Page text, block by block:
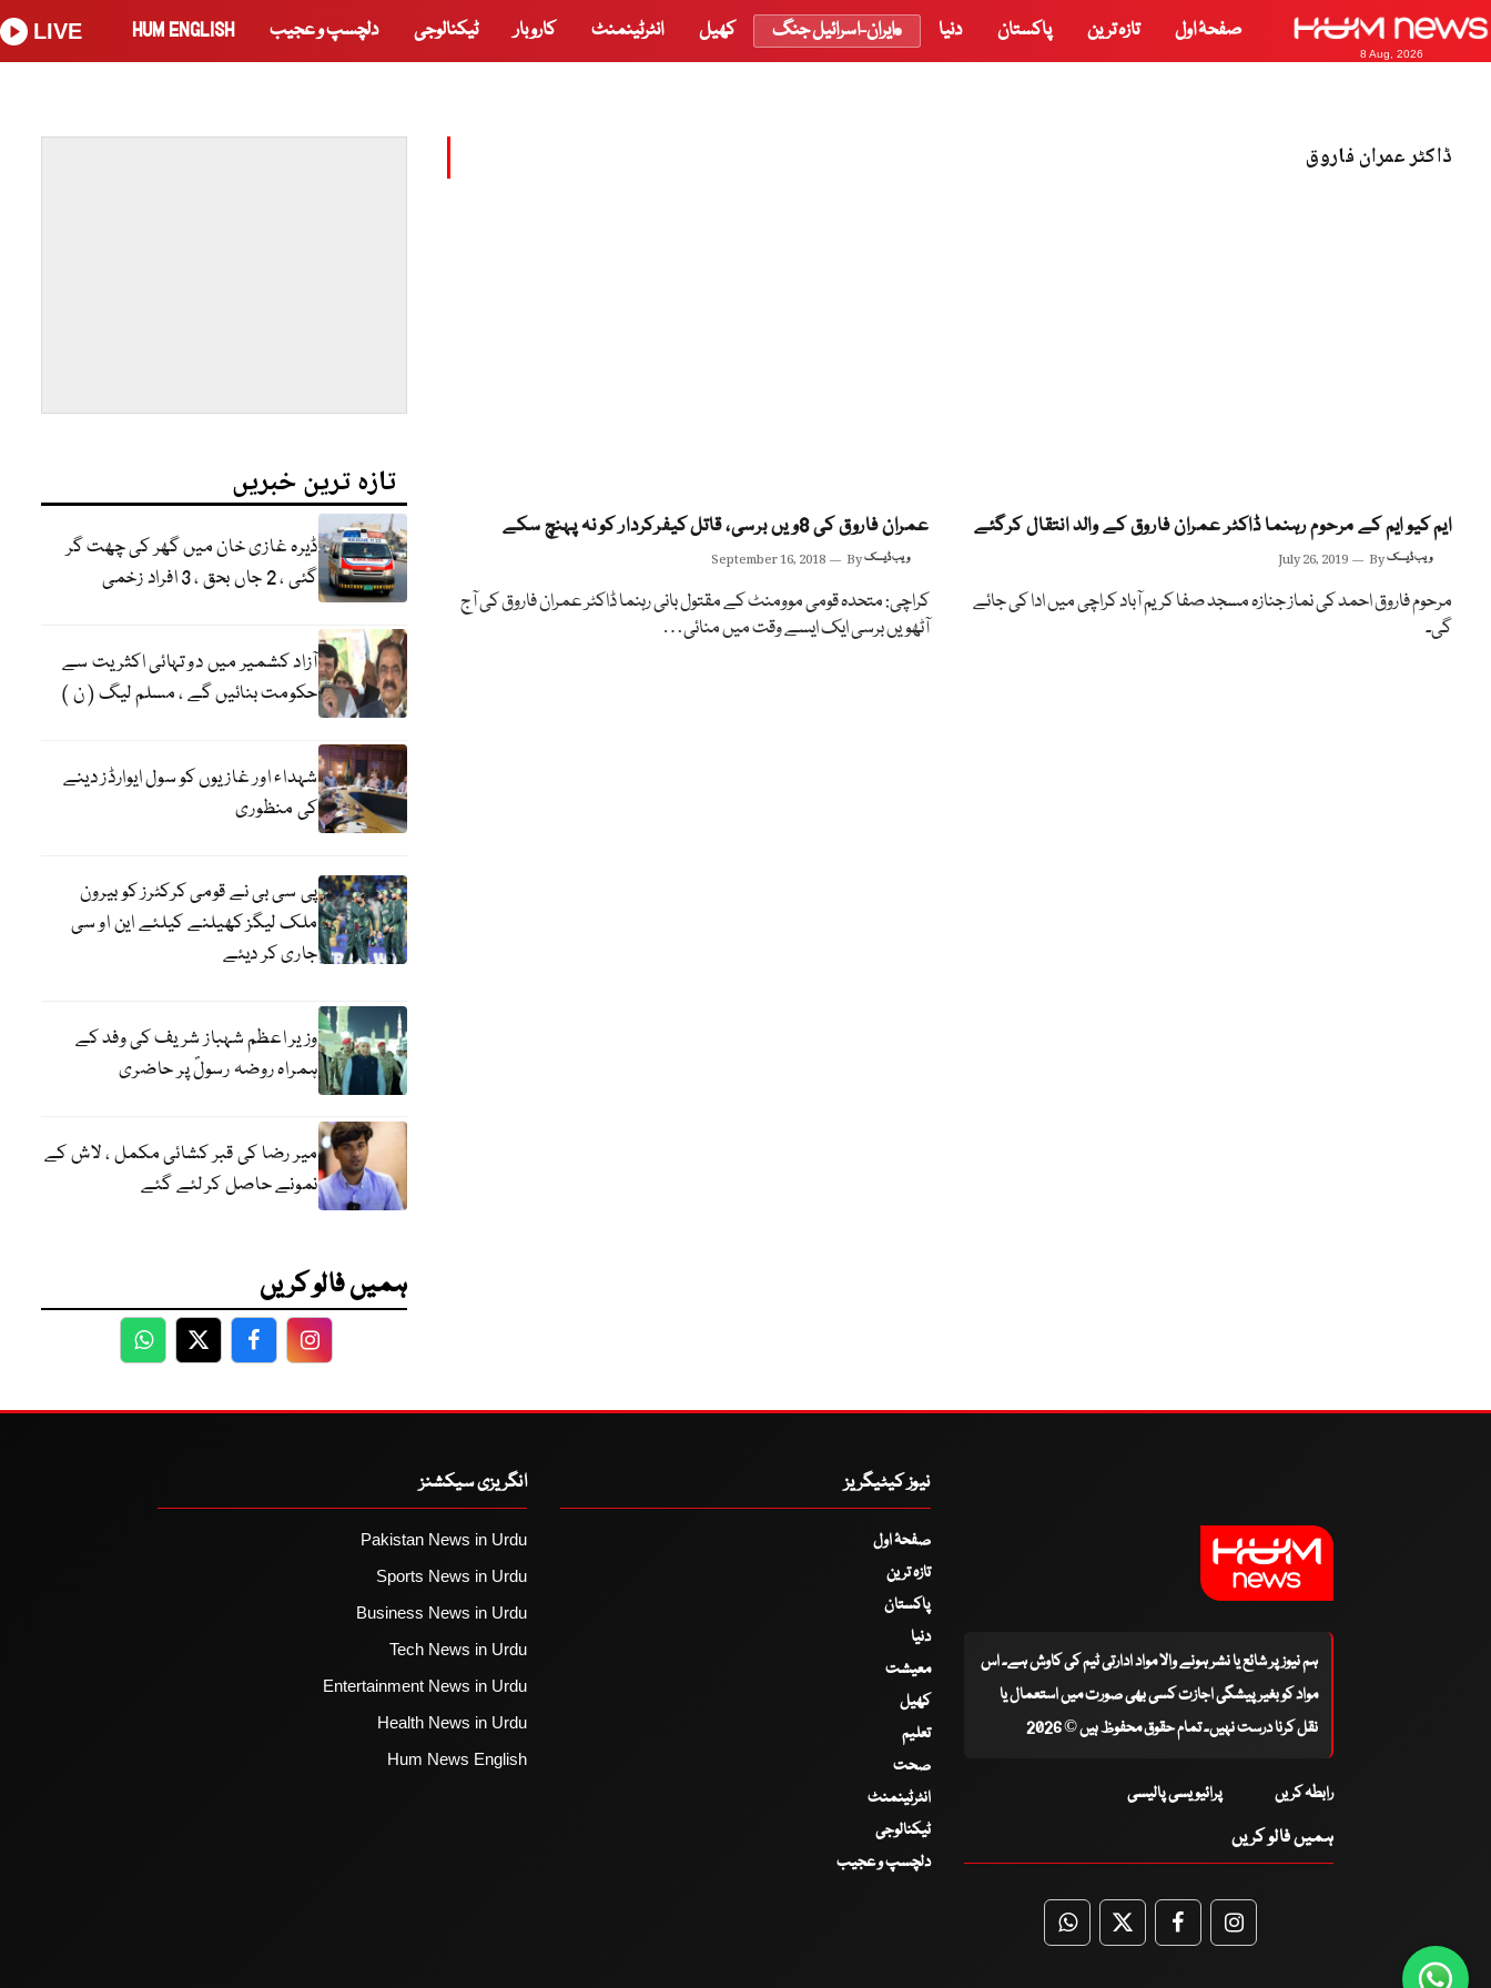
8 Aug, 2026
صفحۂ اول تازہ ترین پاکستان دنیا ایران-اسرائیل جنگ کھیل انٹرٹینمنٹ کاروبار ٹیکنالوجی دلچسپ و عجیب HUM ENGLISH
LIVE
ڈاکٹر عمران فاروق
ایم کیو ایم کے مرحوم رہنما ڈاکٹر عمران فاروق کے والد انتقال کرگئے
July 26, 2019 Byویب ڈیسک
مرحوم فاروق احمد کی نماز جنازہ مسجد صفا کریم آباد کراچی میں ادا کی جائے
گی۔
عمران فاروق کی 8ویں برسی، قاتل کیفرکردار کو نہ پہنچ سکے
September 16, 2018 Byویب ڈیسک
کراچی: متحدہ قومی موومنٹ کے مقتول بانی رہنما ڈاکٹر عمران فاروق کی آج
آٹھویں برسی ایک ایسے وقت میں منائی…
تازہ ترین خبریں
ڈیرہ غازی خان میں گھر کی چھت گر
گئی ، 2 جاں بحق ، 3 افراد زخمی
آزاد کشمیر میں دو تہائی اکثریت سے
حکومت بنائیں گے ، مسلم لیگ ( ن )
شہداء اور غازیوں کو سول ایوارڈز دینے
کی منظوری
پی سی بی نے قومی کرکٹرز کو بیرون
ملک لیگز کھیلنے کیلئے این او سی
جاری کر دیئے
وزیر اعظم شہباز شریف کی وفد کے
ہمراہ روضہ رسولؐ پر حاضری
میر رضا کی قبر کشائی مکمل ، لاش کے
نمونے حاصل کر لئے گئے
ہمیں فالو کریں
WhatsApp
TwitterFacebookFacebook
ہم نیوز پر شائع یا نشر ہونے والا مواد ادارتی ٹیم کی کاوش ہے۔ اس
مواد کو بغیر پیشگی اجازت کسی بھی صورت میں استعمال یا
نقل کرنا درست نہیں۔ تمام حقوق محفوظ ہیں © 2026
رابطہ کریں پرائیویسی پالیسی
ہمیں فالو کریں
WhatsApp
TwitterFacebookFacebook
نیوز کیٹیگریز
صفحۂ اول
تازہ ترین
پاکستان
دنیا
معیشت
کھیل
تعلیم
صحت
انٹرٹینمنٹ
ٹیکنالوجی
دلچسپ و عجیب
انگریزی سیکشنز
Pakistan News in Urdu
Sports News in Urdu
Business News in Urdu
Tech News in Urdu
Entertainment News in Urdu
Health News in Urdu
Hum News English